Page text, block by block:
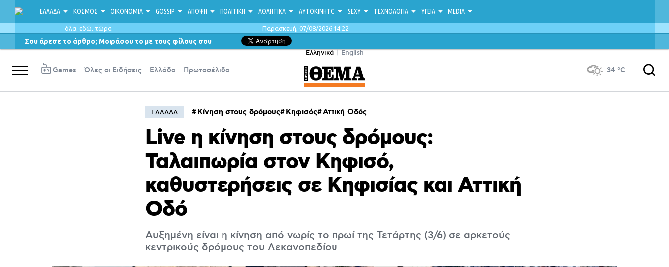
ΕΛΛΑΔΑ ΚΟΣΜΟΣ ΟΙΚΟΝΟΜΙΑ GOSSIP ΑΠΟΨΗ ΠΟΛΙΤΙΚΗ ΑΘΛΗΤΙΚΑ ΑΥΤΟΚΙΝΗΤΟ SEXY ΤΕΧΝΟΛΟΓΙΑ ΥΓΕΙΑ MEDIA
όλα. εδώ. τώρα. Παρασκευή, 07/08/2026 14:22
Σου άρεσε το άρθρο; Μοιράσου το με τους φίλους σου